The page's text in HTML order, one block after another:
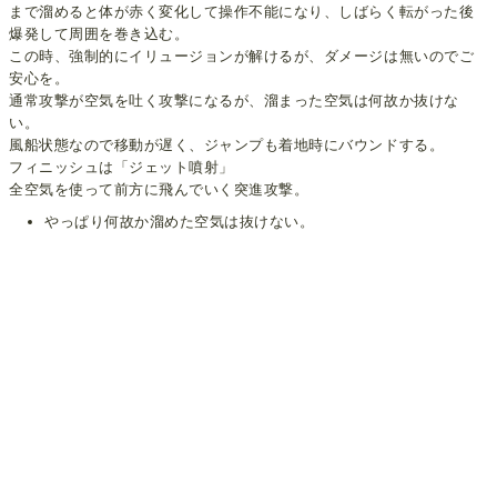
まで溜めると体が赤く変化して操作不能になり、しばらく転がった後
爆発して周囲を巻き込む。
この時、強制的にイリュージョンが解けるが、ダメージは無いのでご
安心を。
通常攻撃が空気を吐く攻撃になるが、溜まった空気は何故か抜けな
い。
風船状態なので移動が遅く、ジャンプも着地時にバウンドする。
フィニッシュは「ジェット噴射」
全空気を使って前方に飛んでいく突進攻撃。
やっぱり何故か溜めた空気は抜けない。